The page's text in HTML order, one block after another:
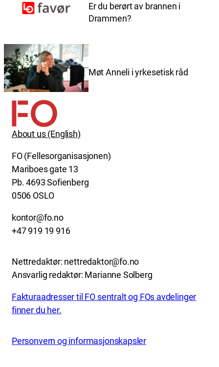
Er du berørt av brannen i
Drammen?
Møt Anneli i yrkesetisk råd
About us (English)
FO (Fellesorganisasjonen)
Mariboes gate 13
Pb. 4693 Sofienberg
0506 OSLO
kontor@fo.no
+47 919 19 916
Nettredaktør: nettredaktor@fo.no
Ansvarlig redaktør: Marianne Solberg
Fakturaadresser til FO sentralt og FOs avdelinger
finner du her.
Personvern og informasjonskapsler